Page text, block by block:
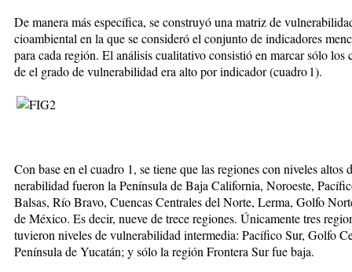
De manera más específica, se cons­truyó una matriz de
cioambiental en la que se consideró el con­junto de indicadores
para cada región. El análisis cualita­tivo consistió en marcar sólo los
de el grado de vulnerabilidad era alto por indicador (cuadro 1).
Con base en el cuadro 1, se tiene que las regiones con niveles altos
nerabilidad fueron la Península de Baja California, Noroeste,
Balsas, Río Bravo, Cuencas Cen­trales del Norte, Lerma, Golfo
de México. Es decir, nueve de tre­ce regiones. Únicamente tres
tuvieron niveles de vulnerabilidad in­termedia: Pacífico Sur, Golfo
Península de Yucatán; y sólo la región Frontera Sur fue ­baja.